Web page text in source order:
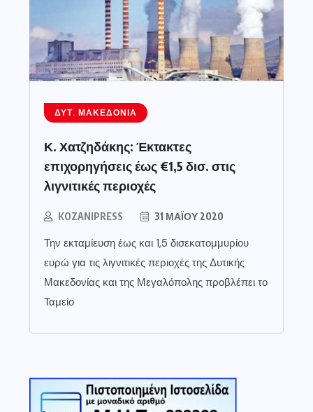
ΔΥΤ. ΜΑΚΕΔΟΝΊΑ
Κ. Χατζηδάκης: Έκτακτες
επιχορηγήσεις έως €1,5 δισ. στις
λιγνιτικές περιοχές
KOZANIPRESS 31 ΜΑΪ́ΟΥ 2020
Την εκταμίευση έως και 1,5 δισεκατομμυρίου
ευρώ για τις λιγνιτικές περιοχές της Δυτικής
Μακεδονίας και της Μεγαλόπολης προβλέπει το
Ταμείο